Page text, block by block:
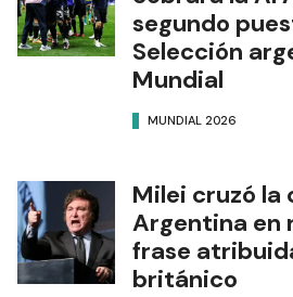
segundo
Selección
Mundial
MUNDIAL 2026
Milei cruzó la
Argentina en
frase
británico